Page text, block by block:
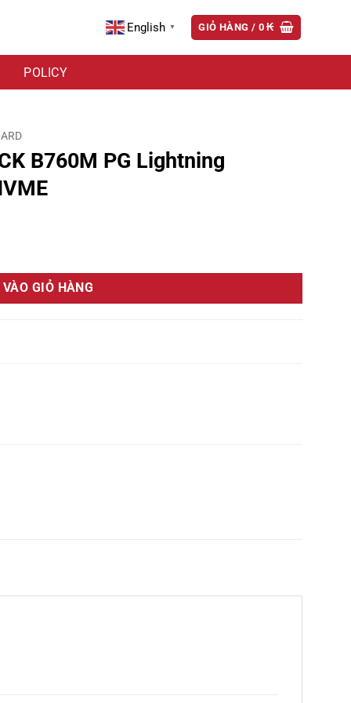
English ▼ GIỎ HÀNG / 0₭
POLICY
B760M PG Lightning
GIỎ HÀNG